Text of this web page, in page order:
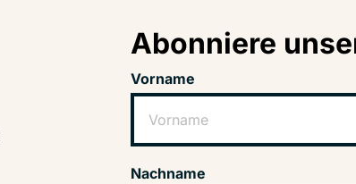
Abonniere
Vorname
Nachname